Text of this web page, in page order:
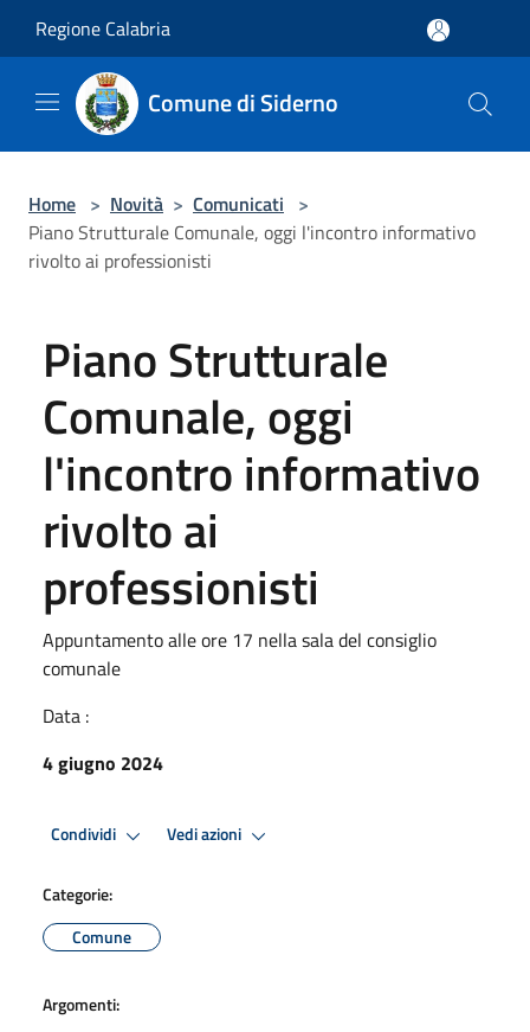
Regione Calabria
Comune di Siderno
Home > Novità > Comunicati >
Piano Strutturale Comunale, oggi l'incontro informativo
rivolto ai professionisti
Piano Strutturale
Comunale, oggi
l'incontro informativo
rivolto ai
professionisti
Appuntamento alle ore 17 nella sala del consiglio
comunale
Data :
4 giugno 2024
Condividi Vedi azioni
Categorie:
Comune
Argomenti: